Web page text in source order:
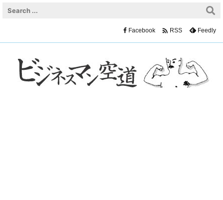
Facebook  RSS Feedly